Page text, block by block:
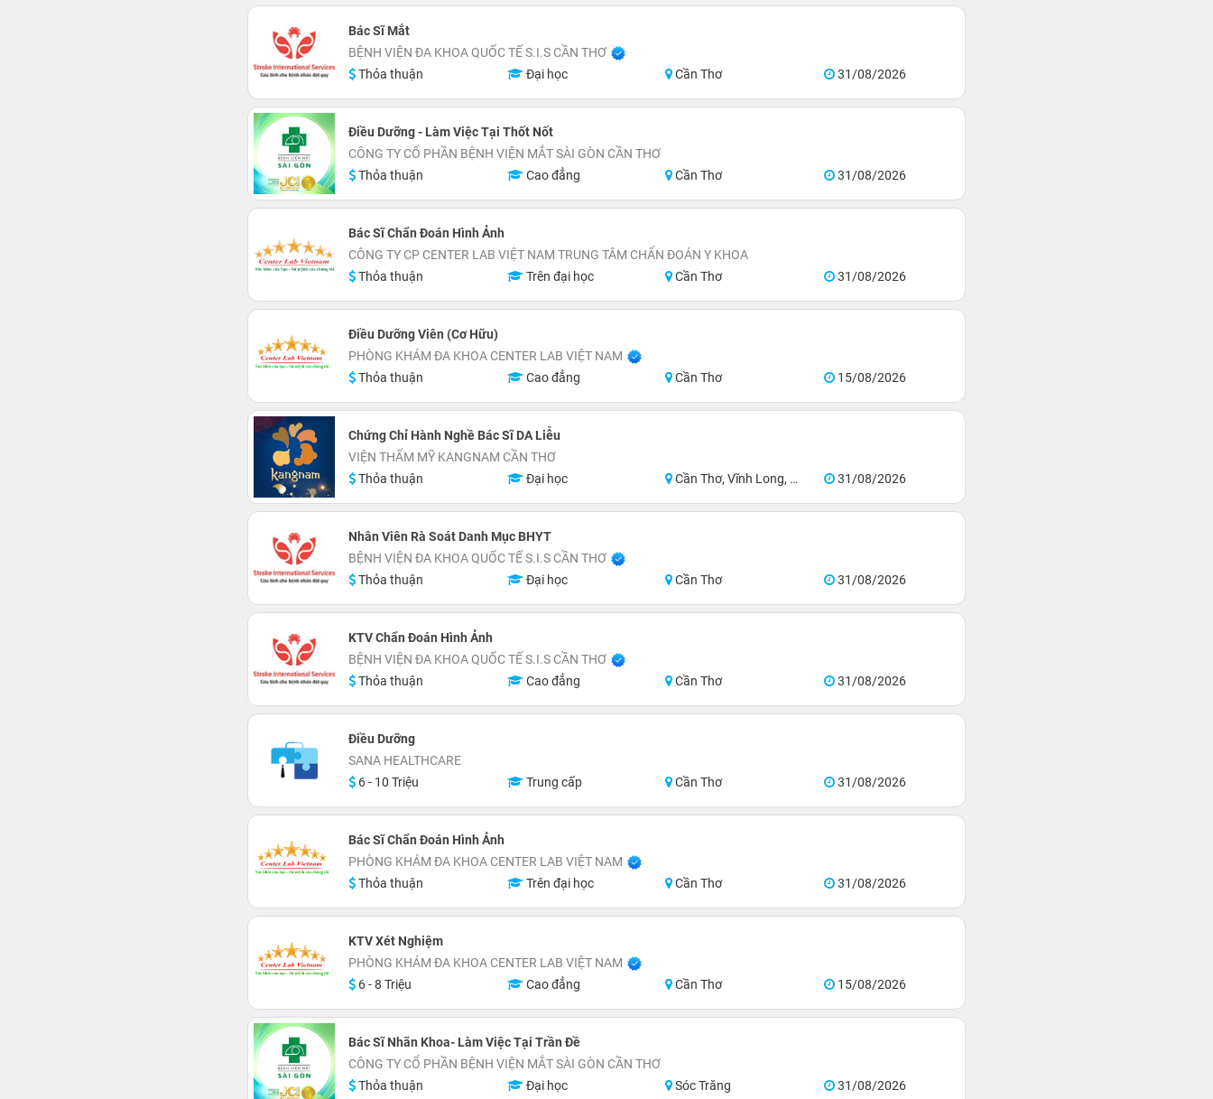
Bác Sĩ Mắt
BỆNH VIỆN ĐA KHOA QUỐC TẾ S.I.S CẦN THƠ
Thỏa thuận
Đại học Cần Thơ 31/08/2026
Điều Dưỡng - Làm Việc Tại Thốt Nốt
CÔNG TY CỔ PHẦN BỆNH VIỆN MẮT SÀI GÒN CẦN THƠ
Thỏa thuận
Cao đẳng Cần Thơ 31/08/2026
Bác Sĩ Chẩn Đoán Hình Ảnh
CÔNG TY CP CENTER LAB VIỆT NAM TRUNG TÂM CHẨN ĐOÁN Y KHOA
Thỏa thuận
Trên đại học Cần Thơ 31/08/2026
Điều Dưỡng Viên (Cơ Hữu)
PHÒNG KHÁM ĐA KHOA CENTER LAB VIỆT NAM
Thỏa thuận
Cao đẳng Cần Thơ 15/08/2026
Chứng Chỉ Hành Nghề Bác Sĩ DA Liễu
VIỆN THẨM MỸ KANGNAM CẦN THƠ
Thỏa thuận
Đại học Cần Thơ, Vĩnh Long, Hậu Giang, Sóc Trăng 31/08/2026
Nhân Viên Rà Soát Danh Mục BHYT
BỆNH VIỆN ĐA KHOA QUỐC TẾ S.I.S CẦN THƠ
Thỏa thuận
Đại học Cần Thơ 31/08/2026
KTV Chẩn Đoán Hình Ảnh
BỆNH VIỆN ĐA KHOA QUỐC TẾ S.I.S CẦN THƠ
Thỏa thuận
Cao đẳng Cần Thơ 31/08/2026
Điều Dưỡng
SANA HEALTHCARE
6 - 10 Triệu
Trung cấp Cần Thơ 31/08/2026
Bác Sĩ Chẩn Đoán Hình Ảnh
PHÒNG KHÁM ĐA KHOA CENTER LAB VIỆT NAM
Thỏa thuận
Trên đại học Cần Thơ 31/08/2026
KTV Xét Nghiệm
PHÒNG KHÁM ĐA KHOA CENTER LAB VIỆT NAM
6 - 8 Triệu
Cao đẳng Cần Thơ 15/08/2026
Bác Sĩ Nhãn Khoa- Làm Việc Tại Trần Đề
CÔNG TY CỔ PHẦN BỆNH VIỆN MẮT SÀI GÒN CẦN THƠ
Thỏa thuận
Đại học Sóc Trăng 31/08/2026